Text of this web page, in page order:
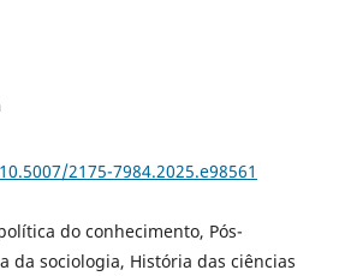
2175-7984.2025.e98561
do conhecimento, Pós-
da sociologia, História das ciências